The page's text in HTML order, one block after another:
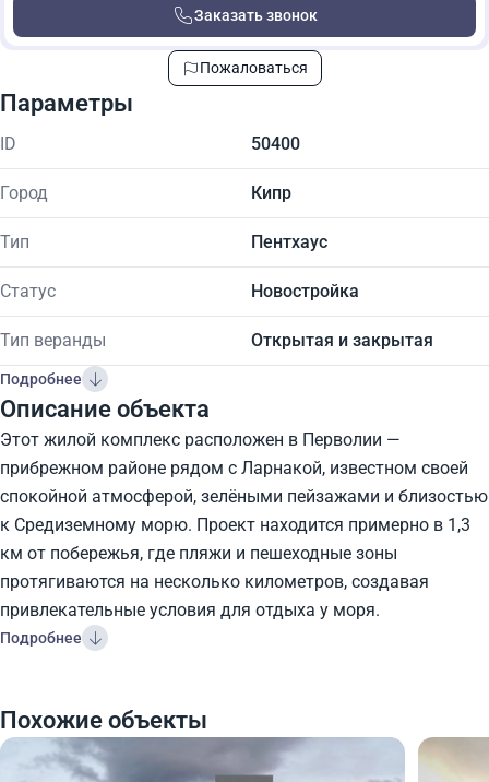
Заказать звонок
Пожаловаться
Параметры
ID 50400
Город Кипр
Тип Пентхаус
Статус Новостройка
Тип веранды Открытая и закрытая
Подробнее
Описание объекта
Этот жилой комплекс расположен в Перволии —
прибрежном районе рядом с Ларнакой, известном своей
спокойной атмосферой, зелёными пейзажами и близостью
к Средиземному морю. Проект находится примерно в 1,3
км от побережья, где пляжи и пешеходные зоны
протягиваются на несколько километров, создавая
привлекательные условия для отдыха у моря.
Подробнее
Похожие объекты